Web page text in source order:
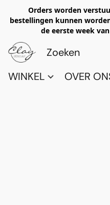
Orders worden
bestellingen kunnen
de eerste week
WINKEL OVER